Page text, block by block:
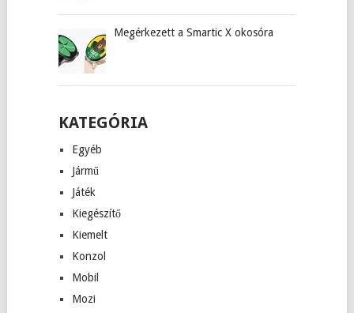
Megérkezett a Smartic X okosóra
KATEGÓRIA
Egyéb
Jármű
Játék
Kiegészítő
Kiemelt
Konzol
Mobil
Mozi